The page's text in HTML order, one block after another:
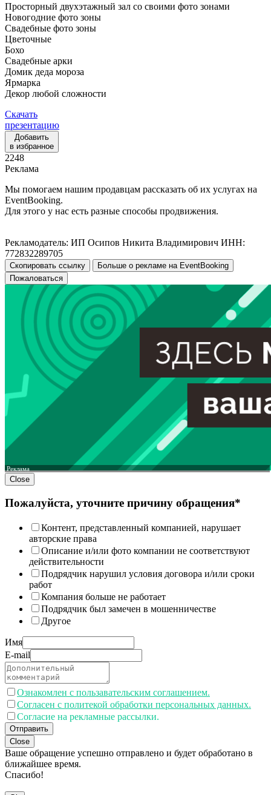
Просторный двухэтажный зал со своими фото зонами
Новогодние фото зоны
Свадебные фото зоны
Цветочные
Бохо
Свадебные арки
Домик деда мороза
Ярмарка
Декор любой сложности
Скачать
презентацию
Добавить
в избранное
2248
Реклама
Мы помогаем нашим продавцам рассказать об их услугах на
EventBooking.
Для этого у нас есть разные способы продвижения.
Рекламодатель: ИП Осипов Никита Владимирович ИНН:
772832289705
Скопировать ссылку
Больше о рекламе на EventBooking
Пожаловаться
Реклама
Close
Пожалуйста, уточните причину обращения*
Контент, представленный компанией, нарушает
авторские права
Описание и/или фото компании не соответствуют
действительности
Подрядчик нарушил условия договора и/или сроки
работ
Компания больше не работает
Подрядчик был замечен в мошенничестве
Другое
Имя
E-mail
Ознакомлен с пользавательским соглашением.
Согласен с политекой обработки персональных данных.
Согласие на рекламные рассылки.
Отправить
Close
Ваше обращение успешно отправлено и будет обработано в
ближайшее время.
Спасибо!